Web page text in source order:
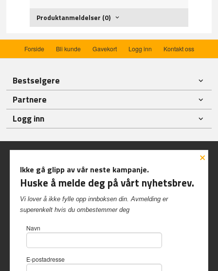
Produktanmeldelser (0)
Forside Bli kunde Gavekort Logg inn Kontakt oss
Bestselgere
Partnere
Logg inn
Frakt Kjøpsbetingelser
Sikkerhet og personvern
Nyhetsbrev
Inshop.no Kvalvikveien 229 6522 Frei Tlf.
Foretaksregisteret 997 417 542
du får en bedre kjøpsopplevelse og
×
Ikke gå glipp av vår neste kampanje.
Huske å melde deg på vårt nyhetsbrev.
Vi lover å ikke fylle opp innboksen din. Avmelding er
superenkelt hvis du ombestemmer deg
Navn
E-postadresse